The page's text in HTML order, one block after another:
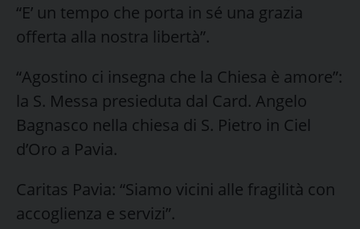
“E’ un tempo che porta in sé una grazia
offerta alla nostra libertà”.
“Agostino ci insegna che la Chiesa è amore”:
la S. Messa presieduta dal Card. Angelo
Bagnasco nella chiesa di S. Pietro in Ciel
d’Oro a Pavia.
Caritas Pavia: “Siamo vicini alle fragilità con
accoglienza e servizi”.